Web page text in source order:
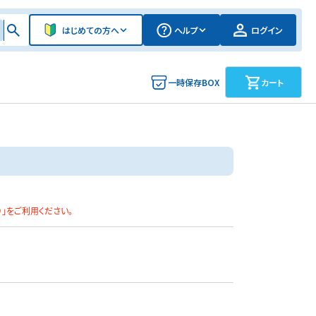
はじめての方へ ヘルプ ログイン
一時保存BOX カート
」をご利用ください。